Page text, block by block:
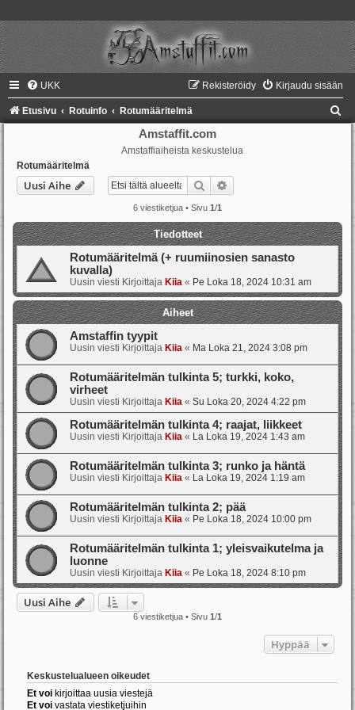
UKK Kirjaudu sisään
Rekisteröidy
Etusivu Rotuinfo Rotumääritelmä
Amstaffit.com
Amstaffiaiheista keskustelua
Rotumääritelmä
Uusi Aihe Etsi
6 viestiketjua • Sivu 1/1
Tiedotteet
Rotumääritelmä (+ ruumiinosien sanasto
kuvalla)
Uusin viesti Kirjoittaja Kiia « Pe Loka 18, 2024 10:31 am
Aiheet
Amstaffin tyypit
Uusin viesti Kirjoittaja Kiia « Ma Loka 21, 2024 3:08 pm
Rotumääritelmän tulkinta 5; turkki, koko,
virheet
Uusin viesti Kirjoittaja Kiia « Su Loka 20, 2024 4:22 pm
Rotumääritelmän tulkinta 4; raajat, liikkeet
Uusin viesti Kirjoittaja Kiia « La Loka 19, 2024 1:43 am
Rotumääritelmän tulkinta 3; runko ja häntä
Uusin viesti Kirjoittaja Kiia « La Loka 19, 2024 1:19 am
Rotumääritelmän tulkinta 2; pää
Uusin viesti Kirjoittaja Kiia « Pe Loka 18, 2024 10:00 pm
Rotumääritelmän tulkinta 1; yleisvaikutelma ja
luonne
Uusin viesti Kirjoittaja Kiia « Pe Loka 18, 2024 8:10 pm
Uusi Aihe
6 viestiketjua • Sivu 1/1
Hyppää
Keskustelualueen oikeudet
Et voi kirjoittaa uusia viestejä
Et voi vastata viestiketjuihin